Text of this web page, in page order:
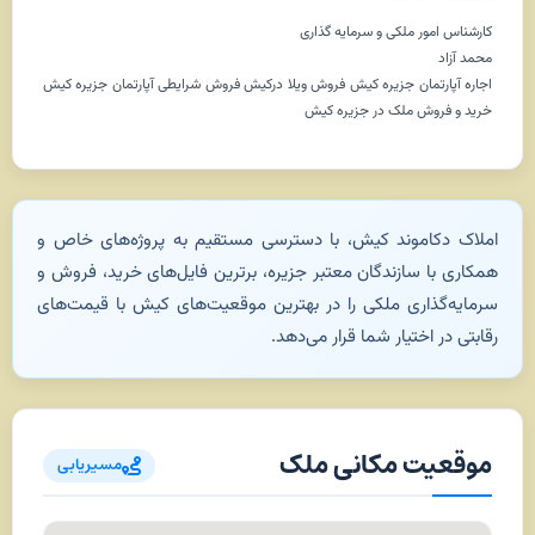
کارشناس امور ملکی و سرمایه گذاری
محمد آزاد
اجاره آپارتمان جزیره کیش فروش ویلا درکیش فروش شرایطی آپارتمان جزیره کیش
خرید و فروش ملک در جزیره کیش
املاک دکاموند کیش، با دسترسی مستقیم به پروژه‌های خاص و
همکاری با سازندگان معتبر جزیره، برترین فایل‌های خرید، فروش و
سرمایه‌گذاری ملکی را در بهترین موقعیت‌های کیش با قیمت‌های
رقابتی در اختیار شما قرار می‌دهد.
موقعیت مکانی ملک مسیریابی